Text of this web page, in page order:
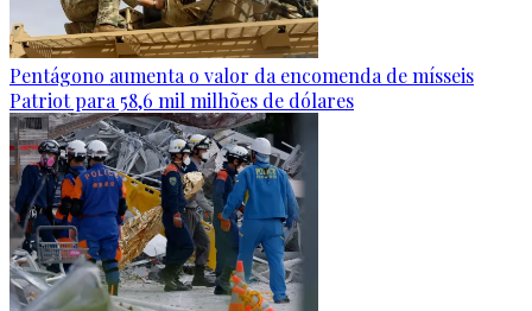
Pentágono aumenta o valor da encomenda de mísseis
Patriot para 58,6 mil milhões de dólares